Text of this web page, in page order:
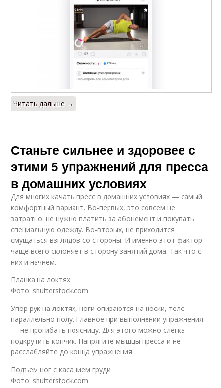
Читать дальше →
Станьте сильнее и здоровее с
этими 5 упражнений для пресса
в домашних условиях
Для многих качать пресс в домашних условиях — самый
комфортный вариант. Во-первых, это совсем не
затратно: не нужно платить за абонемент и покупать
специальную одежду. Во-вторых, не приходится
смущаться взглядов со стороны. И именно этот фактор
чаще всего склоняет в сторону занятий дома. Так что с
них и начнем.
Планка на локтях
Фото: shutterstock.com
Упор рук на локтях, ноги опираются на носки, тело
параллельно полу. Главное при выполнении упражнения
— не прогибать поясницу. Для этого можно слегка
подкрутить копчик. Напрягите мышцы пресса и не
расслабляйте до конца упражнения.
Подъем ног с касанием груди
Фото: shutterstock.com